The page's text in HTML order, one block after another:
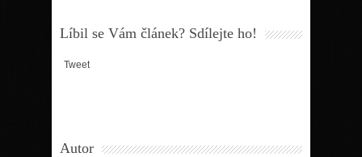
Líbil se Vám článek? Sdílejte ho!
Tweet
Autor